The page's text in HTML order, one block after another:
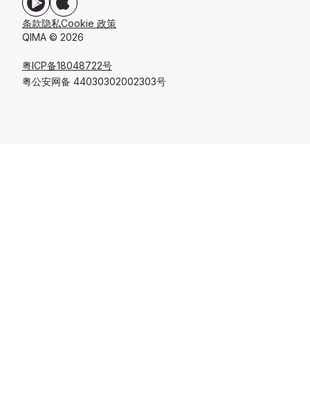
条款隐私Cookie 政策
QIMA © 2026
粤ICP备18048722号
粤公安网备 44030302002303号